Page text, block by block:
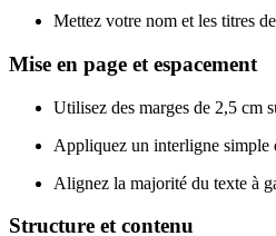
Mettez votre nom et les titres
Mise en page et espacement
Utilisez des marges de 2,5 cm
Appliquez un interligne simple
Alignez la majorité du texte à
Structure et contenu